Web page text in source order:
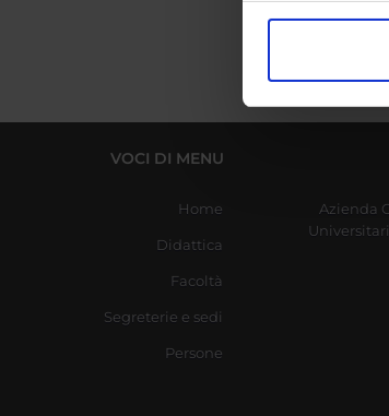
modificare o
di analisi dei
che hanno
VOCI DI MENU
Home
Didattica
Facoltà
Segreterie e sedi
Persone
Azienda